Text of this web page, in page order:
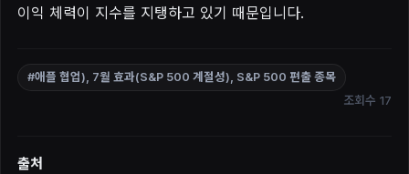
이익 체력이 지수를 지탱하고 있기 때문입니다.
#애플 협업), 7월 효과(S&P 500 계절성), S&P 500 편출 종목
조회수 17
출처